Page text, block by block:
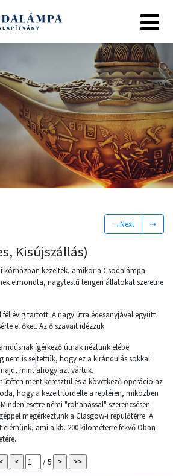
→Next ⇢
Kisújszállás)
kórházban kezelték, amikor a Csodalámpa
elmondta, nagytestű tengeri állatokat szeretne
fél évig tartott. A nagy útra édesanyjával együtt
el őket. Az ő szavait idézzük:
ígérkező útnak néztünk elébe
nem is sejtettük, hogy ez a kirándulás sokkal
mint ahogy azt vártuk.
ment keresztül és a következő operáció az
hogy a kezeit tördelte a reptéren, miközben
esetre némi "rohanással" szerencsésen
megérkeztünk a Glasgow-i repülőtérre. A
ami a kb. 200 kilométerre fekvő Oban
/ 5